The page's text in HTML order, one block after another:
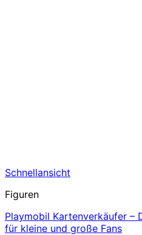
Schnellansicht
Figuren
Playmobil Kartenverkäufer –
für kleine und große Fans